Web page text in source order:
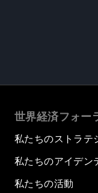
世界経済フォー
私たちのストラテ
私たちのアイデン
私たちの活動